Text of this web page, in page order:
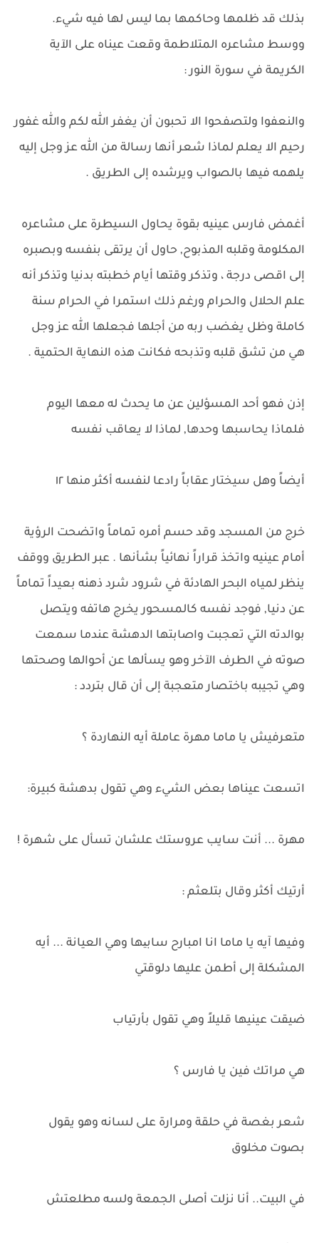
بذلك قد ظلمها وحاكمها بما ليس لها فيه شيء.
ووسط مشاعره المتلاطمة وقعت عيناه على الآية
الكريمة في سورة النور :
والنعفوا ولتصفحوا الا تحبون أن يغفر الله لكم والله غفور
رحيم الا يعلم لماذا شعر أنها رسالة من الله عز وجل إليه
يلهمه فيها بالصواب ويرشده إلى الطريق .
أغمض فارس عينيه بقوة يحاول السيطرة على مشاعره
المكلومة وقلبه المذبوح, حاول أن يرتقى بنفسه وبصبره
إلى اقصى درجة ، وتذكر وقتها أيام خطبته بدنيا وتذكر أنه
علم الحلال والحرام ورغم ذلك استمرا في الحرام سنة
كاملة وظل يغضب ربه من أجلها فجعلها الله عز وجل
هي من تشق قلبه وتذبحه فكانت هذه النهاية الحتمية .
إذن فهو أحد المسؤلين عن ما يحدث له معها اليوم
فلماذا يحاسبها وحدها, لماذا لا يعاقب نفسه
أيضاً وهل سيختار عقاباً رادعا لنفسه أكثر منها ١٢
خرج من المسجد وقد حسم أمره تماماً واتضحت الرؤية
أمام عينيه واتخذ قراراً نهائياً بشأنها . عبر الطريق ووقف
ينظر لمياه البحر الهادئة في شرود شرد ذهنه بعيداً تماماً
عن دنيا, فوجد نفسه كالمسحور يخرج هاتفه ويتصل
بوالدته التي تعجبت واصابتها الدهشة عندما سمعت
صوته في الطرف الآخر وهو يسألها عن أحوالها وصحتها
وهي تجيبه باختصار متعجبة إلى أن قال بتردد :
متعرفيش يا ماما مهرة عاملة أيه النهاردة ؟
اتسعت عيناها بعض الشيء وهي تقول بدهشة كبيرة:
مهرة ... أنت سايب عروستك علشان تسأل على شهرة !
أرتيك أكثر وقال بتلعثم :
وفيها آيه يا ماما انا امبارح سابیها وهي العيانة ... أيه
المشكلة إلى أطمن عليها دلوقتي
ضيقت عينيها قليلاً وهي تقول بأرتياب
هي مراتك فين يا فارس ؟
شعر بغصة في حلقة ومرارة على لسانه وهو يقول
بصوت مخلوق
في البيت.. أنا نزلت أصلى الجمعة ولسه مطلعتش